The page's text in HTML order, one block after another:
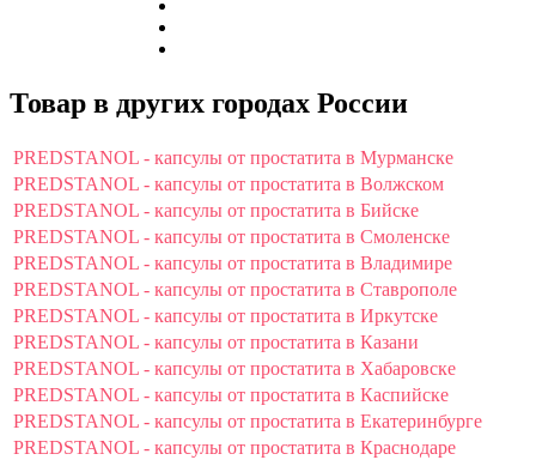
Товар в других городах России
PREDSTANOL - капсулы от простатита в Мурманске
PREDSTANOL - капсулы от простатита в Волжском
PREDSTANOL - капсулы от простатита в Бийске
PREDSTANOL - капсулы от простатита в Смоленске
PREDSTANOL - капсулы от простатита в Владимире
PREDSTANOL - капсулы от простатита в Ставрополе
PREDSTANOL - капсулы от простатита в Иркутске
PREDSTANOL - капсулы от простатита в Казани
PREDSTANOL - капсулы от простатита в Хабаровске
PREDSTANOL - капсулы от простатита в Каспийске
PREDSTANOL - капсулы от простатита в Екатеринбурге
PREDSTANOL - капсулы от простатита в Краснодаре